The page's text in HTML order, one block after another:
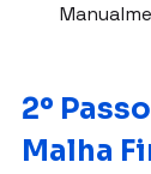
2º
Malha